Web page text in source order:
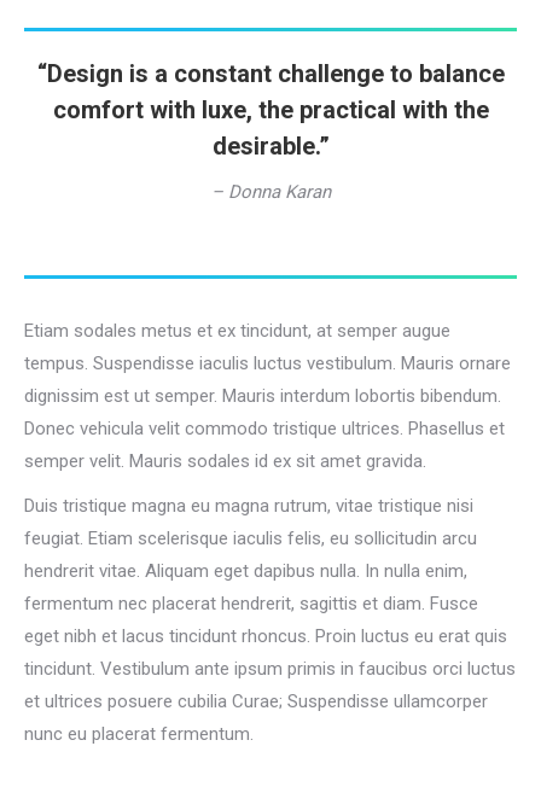
“Design is a constant challenge to balance
comfort with luxe, the practical with the
desirable.”
– Donna Karan
Etiam sodales metus et ex tincidunt, at semper augue
tempus. Suspendisse iaculis luctus vestibulum. Mauris ornare
dignissim est ut semper. Mauris interdum lobortis bibendum.
Donec vehicula velit commodo tristique ultrices. Phasellus et
semper velit. Mauris sodales id ex sit amet gravida.
Duis tristique magna eu magna rutrum, vitae tristique nisi
feugiat. Etiam scelerisque iaculis felis, eu sollicitudin arcu
hendrerit vitae. Aliquam eget dapibus nulla. In nulla enim,
fermentum nec placerat hendrerit, sagittis et diam. Fusce
eget nibh et lacus tincidunt rhoncus. Proin luctus eu erat quis
tincidunt. Vestibulum ante ipsum primis in faucibus orci luctus
et ultrices posuere cubilia Curae; Suspendisse ullamcorper
nunc eu placerat fermentum.